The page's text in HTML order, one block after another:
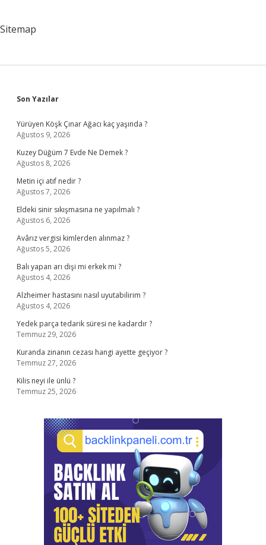
Sitemap
Sidebar
Son Yazılar
Yürüyen Köşk Çınar Ağacı kaç yaşında ?
Ağustos 9, 2026
Kuzey Düğüm 7 Evde Ne Demek ?
Ağustos 8, 2026
Metin içi atıf nedir ?
Ağustos 7, 2026
Eldeki sinir sıkışmasına ne yapılmalı ?
Ağustos 6, 2026
Avârız vergisi kimlerden alınmaz ?
Ağustos 5, 2026
Balı yapan arı dişi mi erkek mi ?
Ağustos 4, 2026
Alzheimer hastasını nasıl uyutabilirim ?
Ağustos 4, 2026
Yedek parça tedarik süresi ne kadardır ?
Temmuz 29, 2026
Kuranda zinanın cezası hangi ayette geçiyor ?
Temmuz 27, 2026
Kilis neyi ile ünlü ?
Temmuz 25, 2026